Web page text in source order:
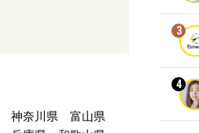
神奈川県
富山県
3
4